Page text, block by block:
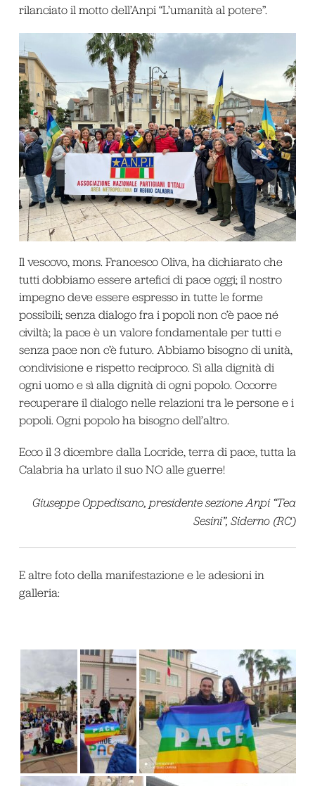
rilanciato il motto dell’Anpi “L’umanità al potere”.
Il vescovo, mons. Francesco Oliva, ha dichiarato che
tutti dobbiamo essere artefici di pace oggi; il nostro
impegno deve essere espresso in tutte le forme
possibili; senza dialogo fra i popoli non c’è pace né
civiltà; la pace è un valore fondamentale per tutti e
senza pace non c’è futuro. Abbiamo bisogno di unità,
condivisione e rispetto reciproco. Sì alla dignità di
ogni uomo e sì alla dignità di ogni popolo. Occorre
recuperare il dialogo nelle relazioni tra le persone e i
popoli. Ogni popolo ha bisogno dell’altro.
Ecco il 3 dicembre dalla Locride, terra di pace, tutta la
Calabria ha urlato il suo NO alle guerre!
Giuseppe Oppedisano, presidente sezione Anpi “Tea
Sesini”, Siderno (RC)
E altre foto della manifestazione e le adesioni in
galleria: